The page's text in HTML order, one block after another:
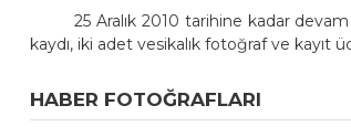
25 Aralık 2010 tarihine kadar
kaydı, iki adet vesikalık fotoğraf ve kayıt
HABER FOTOĞRAFLARI